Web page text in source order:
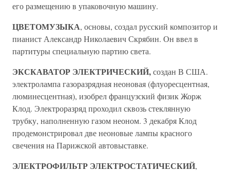
его размещению в упаковочную машину.
ЦВЕТОМУЗЫКА, основы, создал русский композитор и
пианист Александр Николаевич Скрябин. Он ввел в
партитуры специальную партию света.
ЭКСКАВАТОР ЭЛЕКТРИЧЕСКИЙ,создан В США.
электролампа газоразрядная неоновая (флуоресцентная,
люминесцентная), изобрел французский физик Жорж
Клод. Электроразряд проходил сквозь стеклянную
трубку, наполненную газом неоном. 3 декабря Клод
продемонстрировал две неоновые лампы красного
свечения на Парижской автовыставке.
ЭЛЕКТРОФИЛЬТР ЭЛЕКТРОСТАТИЧЕСКИЙ,